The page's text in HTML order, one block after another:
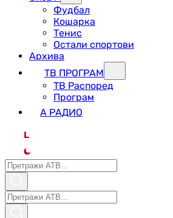
Фудбал
Кошарка
Тенис
Остали спортови
Архива
ТВ ПРОГРАМ
ТВ Распоред
Програм
А РАДИО
L